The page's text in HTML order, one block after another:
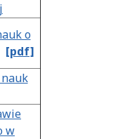
o
[pdf]
w